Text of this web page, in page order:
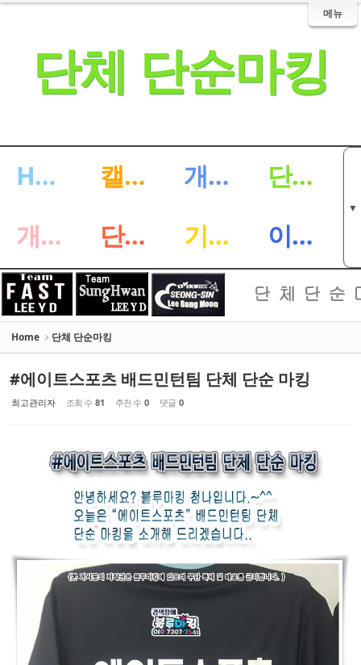
메뉴
단체 단순마킹
HOME 캘리 싸인마킹 개인 단순마킹
단체 단순마킹
개인 디자인마킹
▼
단체 디자인마킹 기타마킹 이벤트
Home 단체 단순마킹
#에이트스포츠 배드민턴팀 단체 단순 마킹
최고관리자 조회 수 81 추천 수 0 댓글 0